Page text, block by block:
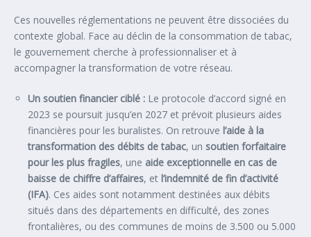
Ces nouvelles réglementations ne peuvent être dissociées du
contexte global. Face au déclin de la consommation de tabac,
le gouvernement cherche à professionnaliser et à
accompagner la transformation de votre réseau.
Un soutien financier ciblé : Le protocole d’accord signé en
2023 se poursuit jusqu’en 2027 et prévoit plusieurs aides
financières pour les buralistes. On retrouve l’aide à la
transformation des débits de tabac, un soutien forfaitaire
pour les plus fragiles, une aide exceptionnelle en cas de
baisse de chiffre d’affaires, et l’indemnité de fin d’activité
(IFA). Ces aides sont notamment destinées aux débits
situés dans des départements en difficulté, des zones
frontalières, ou des communes de moins de 3.500 ou 5.000